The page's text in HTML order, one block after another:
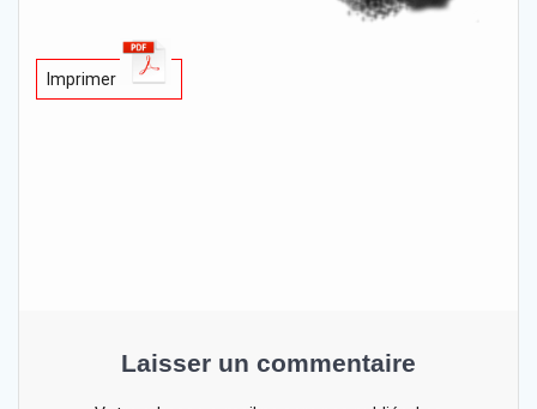
Imprimer
Laisser un commentaire